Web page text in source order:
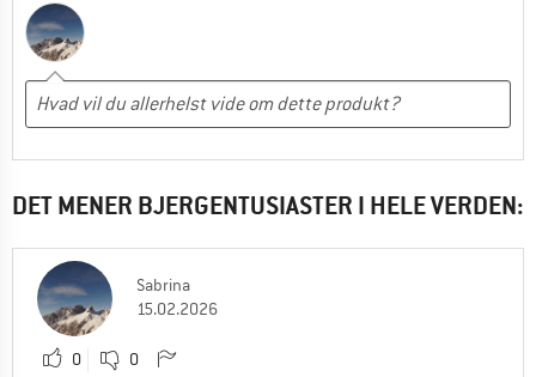
DET MENER BJERGENTUSIASTER I HELE VERDEN:
Sabrina
15.02.2026
0 0